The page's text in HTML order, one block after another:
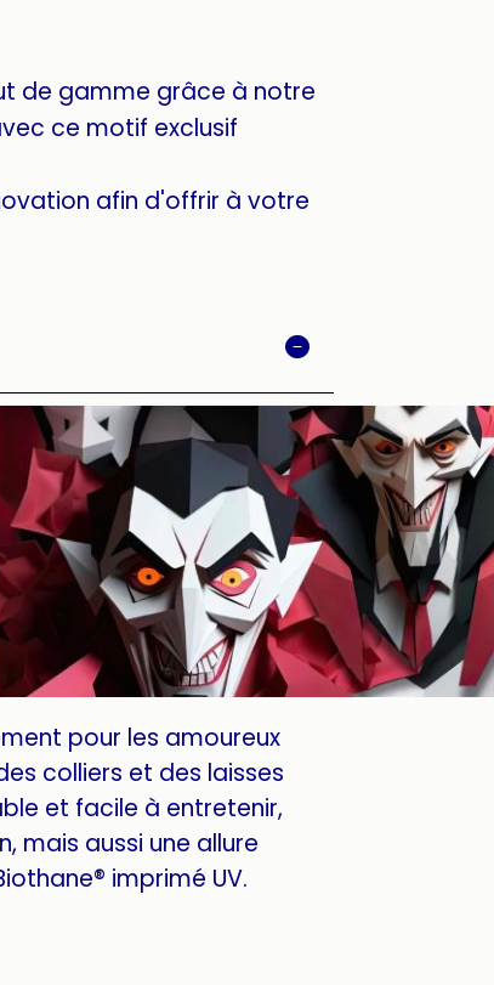
de gamme grâce à notre
ce motif exclusif
afin d'offrir à votre
pour les amoureux
colliers et des laisses
et facile à entretenir,
mais aussi une allure
imprimé UV.